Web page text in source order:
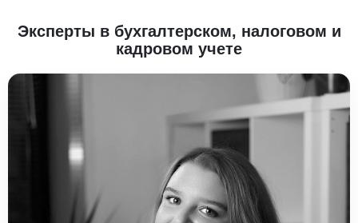
Эксперты в бухгалтерском, налоговом и
кадровом учете